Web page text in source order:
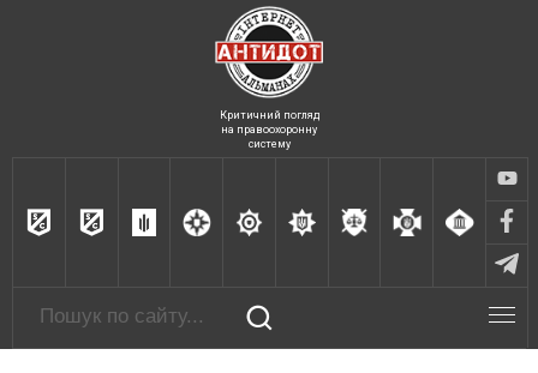
Критичний погляд
на правоохоронну
систему